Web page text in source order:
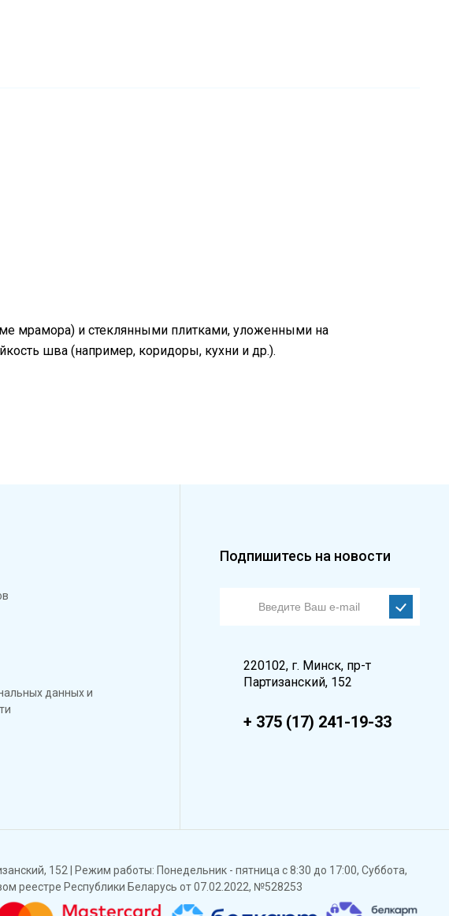
мрамора) и стеклянными плитками, уложенными на
шва (например, коридоры, кухни и др.).
данных и
Подпишитесь на новости
220102, г. Минск, пр-т
Партизанский, 152
+ 375 (17) 241-19-33
152 | Режим работы: Понедельник - пятница с 8:30 до 17:00, Суббота,
реестре Республики Беларусь от 07.02.2022, №528253